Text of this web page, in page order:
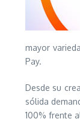
mayor
Pay.
Desde su
sólida
100% frente